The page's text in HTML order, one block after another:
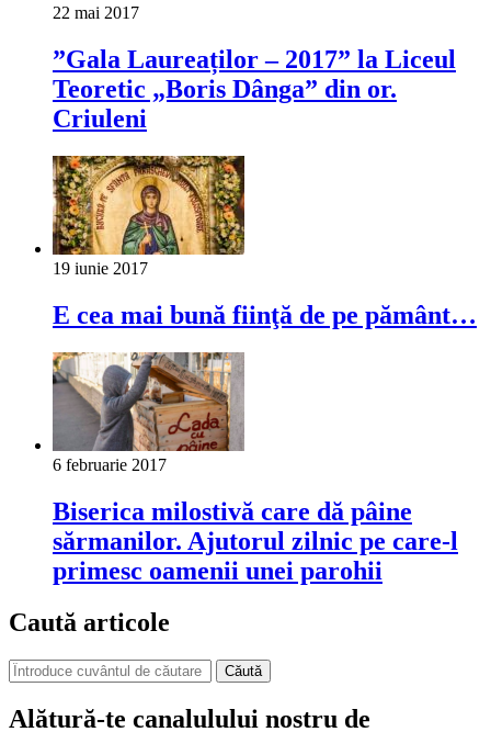
22 mai 2017
”Gala Laureaților – 2017” la Liceul
Teoretic „Boris Dânga” din or.
Criuleni
19 iunie 2017
E cea mai bună fiinţă de pe pământ…
6 februarie 2017
Biserica milostivă care dă pâine
sărmanilor. Ajutorul zilnic pe care-l
primesc oamenii unei parohii
Caută articole
Căută
Alătură-te canalulului nostru de